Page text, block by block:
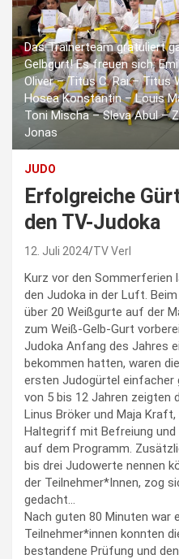
Das Trainerteam gratuliert
Gelbgurt! Es freuen sich:
Oliver – Titus C. Rai – Titus
Hosea Konstantin – Louis
Toni Mischa – Sleva Abul –
Jonas
JUDO
Erfolgreiche
den TV-Judoka
12. Juli 2024 TV Verl
Kurz vor den Sommerferien
den Judoka in der Luft.
über 20 Weißgurte auf der
zum Weiß-Gelb-Gurt
Judoka Anfang des Jahres
bekommen hatten, waren
ersten Judogürtel einfacher
von 5 bis 12 Jahren zeigten
Linus Bröker und Maja
Haltegriff mit Befreiung und
auf dem Programm.
bis drei Judowerte nennen
der Teilnehmer*Innen, zog
gedacht…
Nach guten 80 Minuten war
Teilnehmer*innen konnten
bestandene Prüfung und